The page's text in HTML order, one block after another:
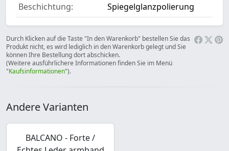
Beschichtung:
Spiegelglanzpolierung
Durch Klicken auf die Taste "In den Warenkorb" bestellen Sie das
Produkt nicht, es wird lediglich in den Warenkorb gelegt und Sie
können Ihre Bestellung dort abschicken.
(Weitere ausführlichere Informationen finden Sie im Menü
"Kaufsinformationen").
Andere Varianten
BALCANO - Forte /